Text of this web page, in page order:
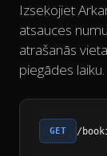
Izsekojiet
atsauces
atrašanās
piegādes laiku.
GET /